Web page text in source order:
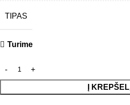
TIPAS
Turime
Į KREPŠELĮ